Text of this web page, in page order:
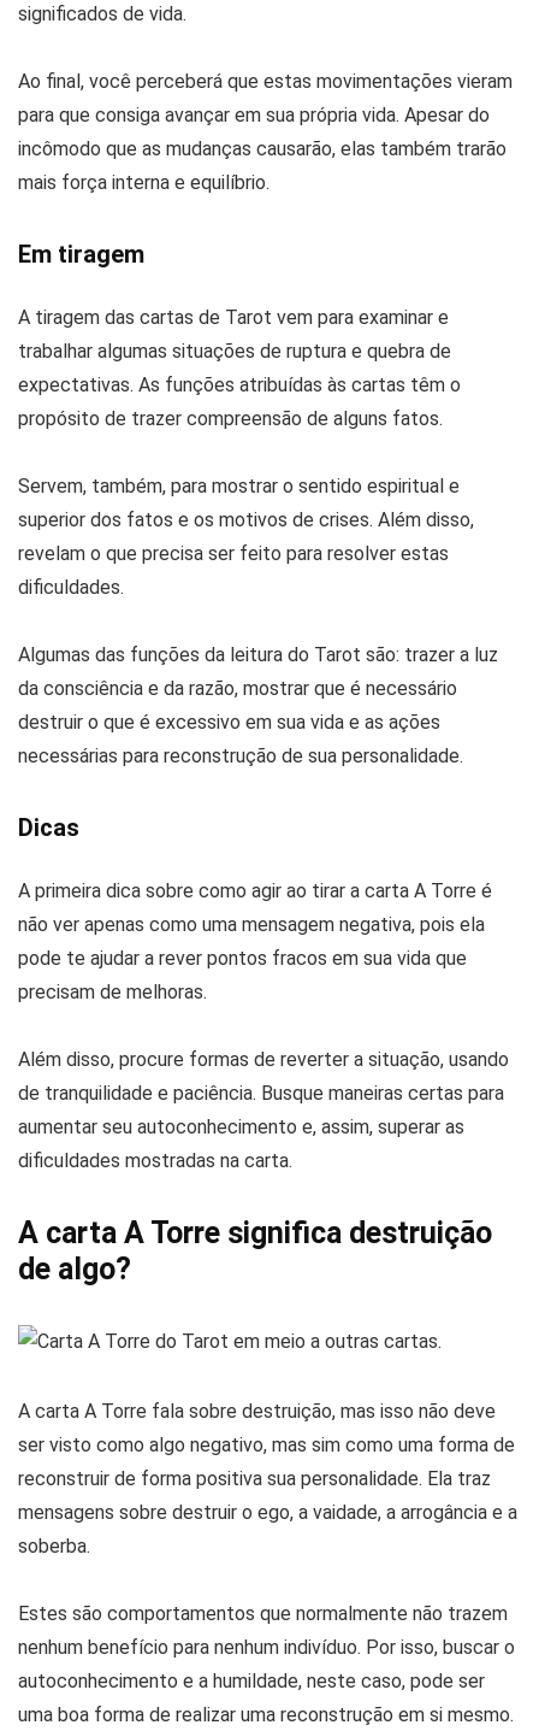
significados de vida.
Ao final, você perceberá que estas movimentações vieram
para que consiga avançar em sua própria vida. Apesar do
incômodo que as mudanças causarão, elas também trarão
mais força interna e equilíbrio.
Em tiragem
A tiragem das cartas de Tarot vem para examinar e
trabalhar algumas situações de ruptura e quebra de
expectativas. As funções atribuídas às cartas têm o
propósito de trazer compreensão de alguns fatos.
Servem, também, para mostrar o sentido espiritual e
superior dos fatos e os motivos de crises. Além disso,
revelam o que precisa ser feito para resolver estas
dificuldades.
Algumas das funções da leitura do Tarot são: trazer a luz
da consciência e da razão, mostrar que é necessário
destruir o que é excessivo em sua vida e as ações
necessárias para reconstrução de sua personalidade.
Dicas
A primeira dica sobre como agir ao tirar a carta A Torre é
não ver apenas como uma mensagem negativa, pois ela
pode te ajudar a rever pontos fracos em sua vida que
precisam de melhoras.
Além disso, procure formas de reverter a situação, usando
de tranquilidade e paciência. Busque maneiras certas para
aumentar seu autoconhecimento e, assim, superar as
dificuldades mostradas na carta.
A carta A Torre significa destruição
de algo?
A carta A Torre fala sobre destruição, mas isso não deve
ser visto como algo negativo, mas sim como uma forma de
reconstruir de forma positiva sua personalidade. Ela traz
mensagens sobre destruir o ego, a vaidade, a arrogância e a
soberba.
Estes são comportamentos que normalmente não trazem
nenhum benefício para nenhum indivíduo. Por isso, buscar o
autoconhecimento e a humildade, neste caso, pode ser
uma boa forma de realizar uma reconstrução em si mesmo.